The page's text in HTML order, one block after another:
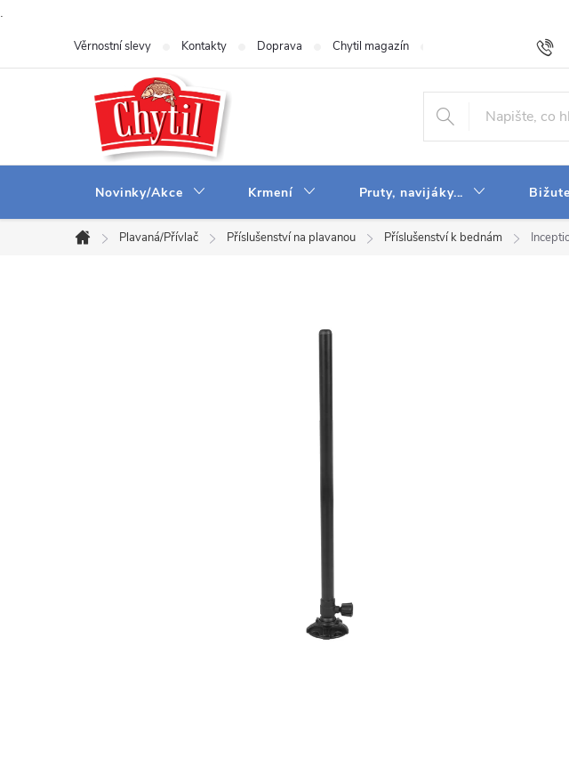
.
Věrnostní slevy Kontakty Doprava Chytil magazín Obchodní
Novinky/Akce Krmení Pruty, navijáky...
Domů
Plavaná/Přívlač Příslušenství na plavanou Příslušenství k bednám